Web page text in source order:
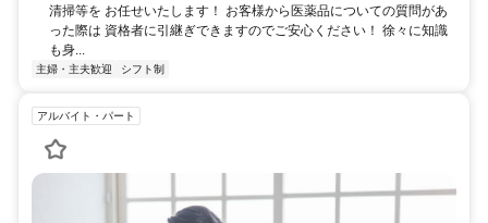
清掃等を お任せいたします！ お客様から医薬品についての質問があ
った際は 資格者に引継ぎできますのでご安心ください！ 徐々に知識
も身...
主婦・主夫歓迎 シフト制
アルバイト・パート